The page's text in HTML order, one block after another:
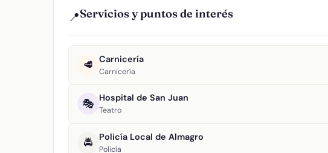
📍Servicios y puntos de interés
🥩 Carnicería
Carnicería
🎭 Hospital de San Juan
Teatro
🚔 Policía Local de Almagro
Policía